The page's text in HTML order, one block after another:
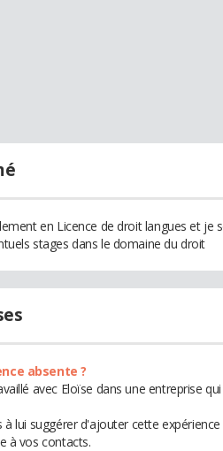
en Licence de droit langues et
stages dans le domaine du droit
absente ?
avec Eloïse dans une entreprise
à lui suggérer d'ajouter cette
à vos contacts.